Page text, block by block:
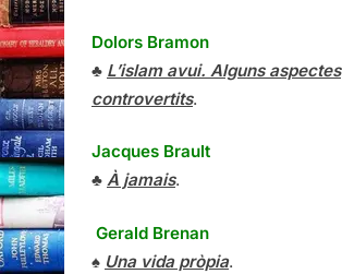
Dolors Bramon
♣ L’islam avui. Alguns aspectes
controvertits.
Jacques Brault
♣ À jamais.
Gerald Brenan
♠ Una vida pròpia.